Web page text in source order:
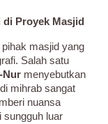
Proyek Masjid
masjid yang
Salah satu
Nur menyebutkan
mihrab sangat
nuansa
sungguh luar